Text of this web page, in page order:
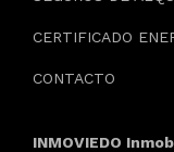
CERTIFICADO
CONTACTO
INMOVIEDO